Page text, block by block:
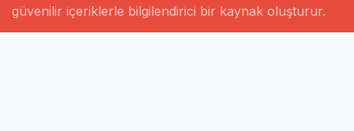
güvenilir içeriklerle bilgilendirici bir kaynak oluşturur.